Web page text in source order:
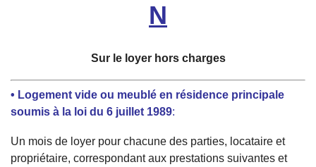
N
Sur le loyer hors charges
• Logement vide ou meublé en résidence principale
soumis à la loi du 6 juillet 1989:
Un mois de loyer pour chacune des parties, locataire et
propriétaire, correspondant aux prestations suivantes et